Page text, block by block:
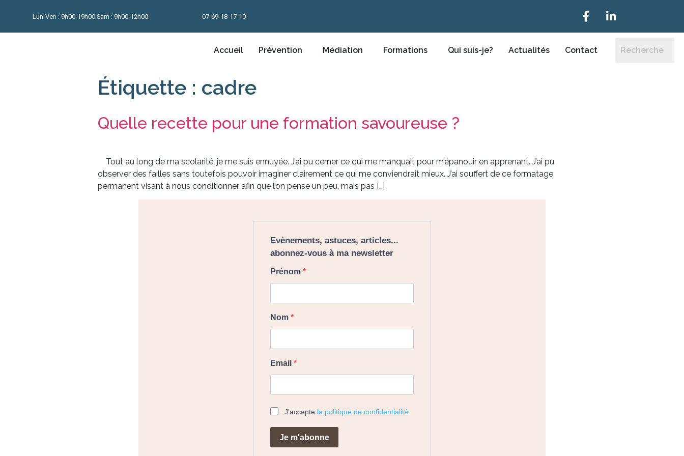
Lun-Ven : 9h00-19h00 Sam : 9h00-12h00 07-69-18-17-10
Accueil Prévention Médiation Formations Qui suis-je? Actualités Contact
Étiquette : cadre
Quelle recette pour une formation savoureuse ?
Tout au long de ma scolarité, je me suis ennuyée. J’ai pu cerner ce qui me manquait pour m’épanouir en apprenant. J’ai pu
observer des failles sans toutefois pouvoir imaginer clairement ce qui me conviendrait mieux. J’ai souffert de ce formatage
permanent visant à nous conditionner afin que l’on pense un peu, mais pas […]
Evènements, astuces, articles...
abonnez-vous à ma newsletter
Prénom
Nom
Email
J'accepte la politique de confidentialité
Je m'abonne